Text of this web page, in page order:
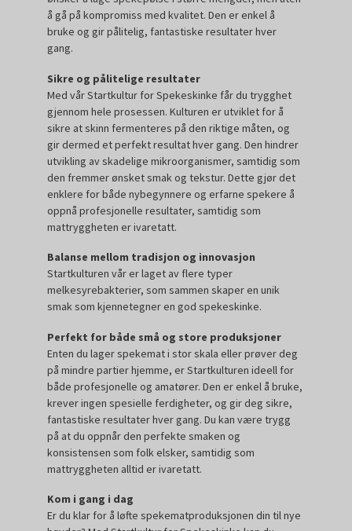
å gå på kompromiss med kvalitet. Den er enkel å
bruke og gir pålitelig, fantastiske resultater hver
gang.
Sikre og pålitelige resultater
Med vår Startkultur for Spekeskinke får du trygghet
gjennom hele prosessen. Kulturen er utviklet for å
sikre at skinn fermenteres på den riktige måten, og
gir dermed et perfekt resultat hver gang. Den hindrer
utvikling av skadelige mikroorganismer, samtidig som
den fremmer ønsket smak og tekstur. Dette gjør det
enklere for både nybegynnere og erfarne spekere å
oppnå profesjonelle resultater, samtidig som
mattryggheten er ivaretatt.
Balanse mellom tradisjon og innovasjon
Startkulturen vår er laget av flere typer
melkesyrebakterier, som sammen skaper en unik
smak som kjennetegner en god spekeskinke.
Perfekt for både små og store produksjoner
Enten du lager spekemat i stor skala eller prøver deg
på mindre partier hjemme, er Startkulturen ideell for
både profesjonelle og amatører. Den er enkel å bruke,
krever ingen spesielle ferdigheter, og gir deg sikre,
fantastiske resultater hver gang. Du kan være trygg
på at du oppnår den perfekte smaken og
konsistensen som folk elsker, samtidig som
mattryggheten alltid er ivaretatt.
Kom i gang i dag
Er du klar for å løfte spekematproduksjonen din til nye